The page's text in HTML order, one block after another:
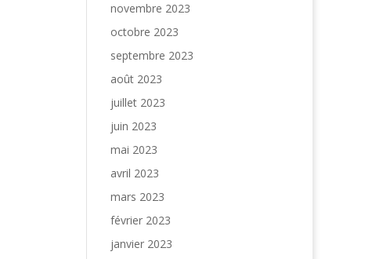
novembre 2023
octobre 2023
septembre 2023
août 2023
juillet 2023
juin 2023
mai 2023
avril 2023
mars 2023
février 2023
janvier 2023